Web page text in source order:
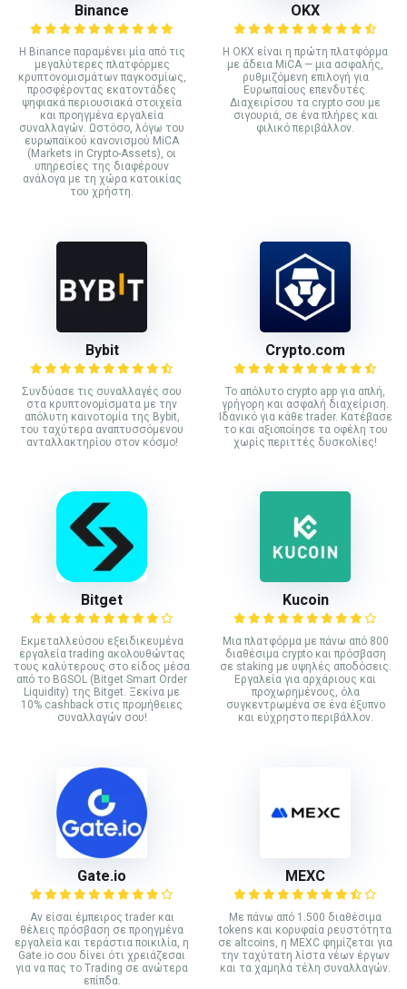
Binance
Η Binance παραμένει μία από τις
μεγαλύτερες πλατφόρμες
κρυπτονομισμάτων παγκοσμίως,
προσφέροντας εκατοντάδες
ψηφιακά περιουσιακά στοιχεία
και προηγμένα εργαλεία
συναλλαγών. Ωστόσο, λόγω του
ευρωπαϊκού κανονισμού MiCA
(Markets in Crypto-Assets), οι
υπηρεσίες της διαφέρουν
ανάλογα με τη χώρα κατοικίας
του χρήστη.
ΟΚΧ
Η OKX είναι η πρώτη πλατφόρμα
με άδεια MiCA — μια ασφαλής,
ρυθμιζόμενη επιλογή για
Ευρωπαίους επενδυτές.
Διαχειρίσου τα crypto σου με
σιγουριά, σε ένα πλήρες και
φιλικό περιβάλλον.
Bybit
Συνδύασε τις συναλλαγές σου
στα κρυπτονομίσματα με την
απόλυτη καινοτομία της Bybit,
του ταχύτερα αναπτυσσόμενου
ανταλλακτηρίου στον κόσμο!
Crypto.com
Το απόλυτο crypto app για απλή,
γρήγορη και ασφαλή διαχείριση.
Ιδανικό για κάθε trader. Κατέβασε
το και αξιοποίησε τα οφέλη του
χωρίς περιττές δυσκολίες!
Bitget
Εκμεταλλεύσου εξειδικευμένα
εργαλεία trading ακολουθώντας
τους καλύτερους στο είδος μέσα
από το BGSOL (Bitget Smart Order
Liquidity) της Bitget. Ξεκίνα με
10% cashback στις προμήθειες
συναλλαγών σου!
Kucoin
Mια πλατφόρμα με πάνω από 800
διαθέσιμα crypto και πρόσβαση
σε staking με υψηλές αποδόσεις.
Εργαλεία για αρχάριους και
προχωρημένους, όλα
συγκεντρωμένα σε ένα έξυπνο
και εύχρηστο περιβάλλον.
Gate.io
Αν είσαι έμπειρος trader και
θέλεις πρόσβαση σε προηγμένα
εργαλεία και τεράστια ποικιλία, η
Gate.io σου δίνει ότι χρειάζεσαι
για να πας το Trading σε ανώτερα
επίπδα.
MEXC
Με πάνω από 1.500 διαθέσιμα
tokens και κορυφαία ρευστότητα
σε altcoins, η MEXC φημίζεται για
την ταχύτατη λίστα νέων έργων
και τα χαμηλά τέλη συναλλαγών.